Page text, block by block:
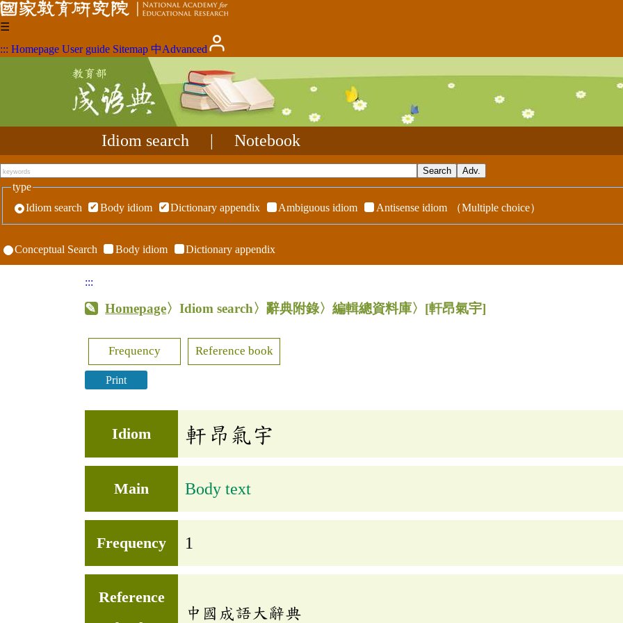
☰
::: Homepage User guide Sitemap 中Advanced
Idiom search Notebook
type
Idiom search
Body idiom Dictionary appendix Ambiguous idiom Antisense idiom （Multiple choice）
Conceptual Search Body idiom Dictionary appendix
:::
Homepage〉Idiom search〉辭典附錄〉編輯總資料庫〉 [軒昂氣宇]
Frequency Reference book
Print
Idiom 軒昂氣宇
Main Body text
Frequency 1
Reference
中國成語大辭典